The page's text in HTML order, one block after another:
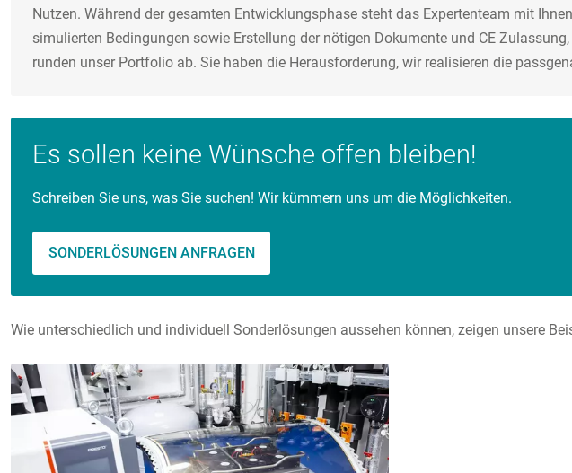
Nutzen. Während der gesamten Entwicklungsphase steht das Expertenteam mit
simulierten Bedingungen sowie Erstellung der nötigen Dokumente und CE
runden unser Portfolio ab. Sie haben die Herausforderung, wir realisieren die
Es sollen keine Wünsche offen bleiben!
Schreiben Sie uns, was Sie suchen! Wir kümmern uns um die Möglichkeiten.
SONDERLÖSUNGEN ANFRAGEN
Wie unterschiedlich und individuell Sonderlösungen aussehen können, zeigen unsere